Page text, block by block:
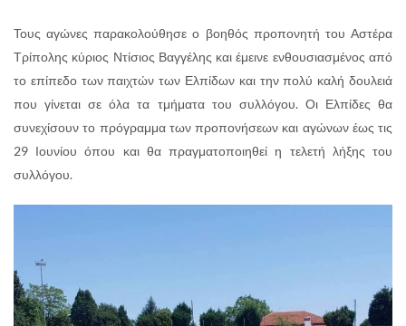
Τους αγώνες παρακολούθησε ο βοηθός προπονητή του Αστέρα
Τρίπολης κύριος Ντίσιος Βαγγέλης και έμεινε ενθουσιασμένος από
το επίπεδο των παιχτών των Ελπίδων και την πολύ καλή δουλειά
που γίνεται σε όλα τα τμήματα του συλλόγου. Οι Ελπίδες θα
συνεχίσουν το πρόγραμμα των προπονήσεων και αγώνων έως τις
29 Ιουνίου όπου και θα πραγματοποιηθεί η τελετή λήξης του
συλλόγου.